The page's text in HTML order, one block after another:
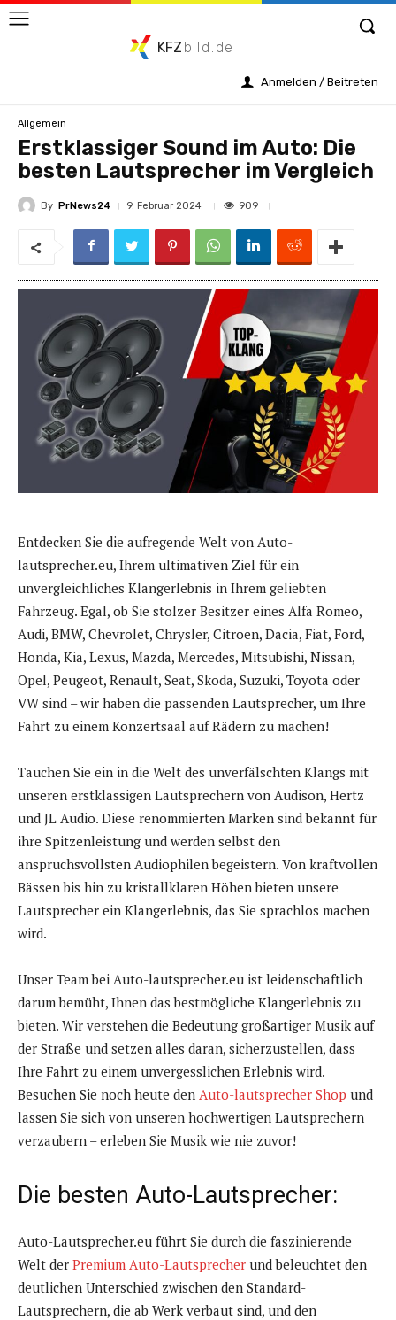
KFZ bild.de
Anmelden / Beitreten
Allgemein
Erstklassiger Sound im Auto: Die
besten Lautsprecher im Vergleich
By PrNews24 9. Februar 2024 909
Entdecken Sie die aufregende Welt von Auto-
lautsprecher.eu, Ihrem ultimativen Ziel für ein
unvergleichliches Klangerlebnis in Ihrem geliebten
Fahrzeug. Egal, ob Sie stolzer Besitzer eines Alfa Romeo,
Audi, BMW, Chevrolet, Chrysler, Citroen, Dacia, Fiat, Ford,
Honda, Kia, Lexus, Mazda, Mercedes, Mitsubishi, Nissan,
Opel, Peugeot, Renault, Seat, Skoda, Suzuki, Toyota oder
VW sind – wir haben die passenden Lautsprecher, um Ihre
Fahrt zu einem Konzertsaal auf Rädern zu machen!
Tauchen Sie ein in die Welt des unverfälschten Klangs mit
unseren erstklassigen Lautsprechern von Audison, Hertz
und JL Audio. Diese renommierten Marken sind bekannt für
ihre Spitzenleistung und werden selbst den
anspruchsvollsten Audiophilen begeistern. Von kraftvollen
Bässen bis hin zu kristallklaren Höhen bieten unsere
Lautsprecher ein Klangerlebnis, das Sie sprachlos machen
wird.
Unser Team bei Auto-lautsprecher.eu ist leidenschaftlich
darum bemüht, Ihnen das bestmögliche Klangerlebnis zu
bieten. Wir verstehen die Bedeutung großartiger Musik auf
der Straße und setzen alles daran, sicherzustellen, dass
Ihre Fahrt zu einem unvergesslichen Erlebnis wird.
Besuchen Sie noch heute den Auto-lautsprecher Shop und
lassen Sie sich von unseren hochwertigen Lautsprechern
verzaubern – erleben Sie Musik wie nie zuvor!
Die besten Auto-Lautsprecher:
Auto-Lautsprecher.eu führt Sie durch die faszinierende
Welt der Premium Auto-Lautsprecher und beleuchtet den
deutlichen Unterschied zwischen den Standard-
Lautsprechern, die ab Werk verbaut sind, und den